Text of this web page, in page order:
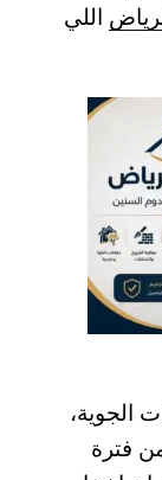
اللي
الجوية،
فترة